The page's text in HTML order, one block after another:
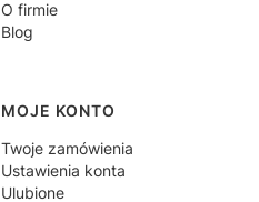
O firmie
Blog
MOJE KONTO
Twoje zamówienia
Ustawienia konta
Ulubione